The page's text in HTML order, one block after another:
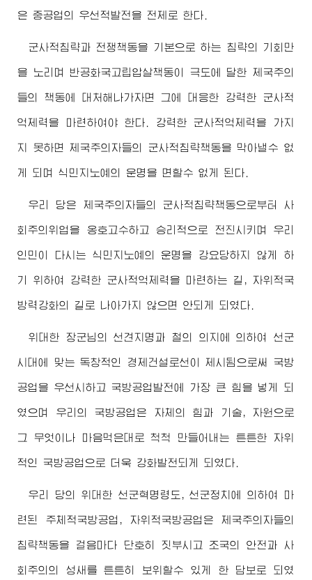
은 중공업의 우선적발전을 전제로 한다.
군사적침략과 전쟁책동을 기본으로 하는 침략의 기회만
을 노리며 반공화국고립압살책동이 극도에 달한 제국주의
들의 책동에 대처해나가자면 그에 대응한 강력한 군사적
억제력을 마련하여야 한다. 강력한 군사적억제력을 가지
지 못하면 제국주의자들의 군사적침략책동을 막아낼수 없
게 되며 식민지노예의 운명을 면할수 없게 된다.
우리 당은 제국주의자들의 군사적침략책동으로부터 사
회주의위업을 옹호고수하고 승리적으로 전진시키며 우리
인민이 다시는 식민지노예의 운명을 강요당하지 않게 하
기 위하여 강력한 군사적억제력을 마련하는 길, 자위적국
방력강화의 길로 나아가지 않으면 안되게 되였다.
위대한 장군님 의 선견지명과 철의 의지에 의하여 선군
시대에 맞는 독창적인 경제건설로선이 제시됨으로써 국방
공업을 우선시하고 국방공업발전에 가장 큰 힘을 넣게 되
였으며 우리의 국방공업은 자체의 힘과 기술, 자원으로
그 무엇이나 마음먹은대로 척척 만들어내는 튼튼한 자위
적인 국방공업으로 더욱 강화발전되게 되였다.
우리 당의 위대한 선군혁명령도, 선군정치에 의하여 마
련된 주체적국방공업, 자위적국방공업은 제국주의자들의
침략책동을 걸음마다 단호히 짓부시고 조국의 안전과 사
회주의의 성새를 튼튼히 보위할수 있게 한 담보로 되였